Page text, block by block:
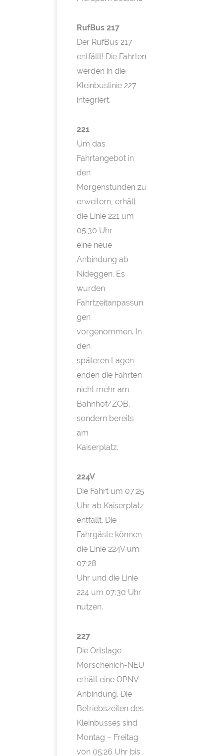
RufBus 217
Der RufBus 217
entfällt! Die Fahrten
werden in die
Kleinbuslinie 227
integriert.
221
Um das
Fahrtangebot in
den
Morgenstunden zu
erweitern, erhält
die Linie 221 um
05:30 Uhr
eine neue
Anbindung ab
Nideggen. Es
wurden
Fahrtzeitanpassun
gen
vorgenommen. In
den
späteren Lagen
enden die Fahrten
nicht mehr am
Bahnhof/ZOB,
sondern bereits
am
Kaiserplatz.
224V
Die Fahrt um 07:25
Uhr ab Kaiserplatz
entfällt. Die
Fahrgäste können
die Linie 224V um
07:28
Uhr und die Linie
224 um 07:30 Uhr
nutzen.
227
Die Ortslage
Morschenich-NEU
erhält eine ÖPNV-
Anbindung. Die
Betriebszeiten des
Kleinbusses sind
Montag – Freitag
von 05:26 Uhr bis